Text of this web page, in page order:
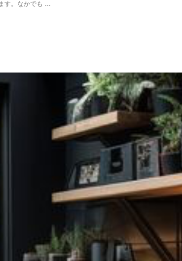
す。なかでも ...